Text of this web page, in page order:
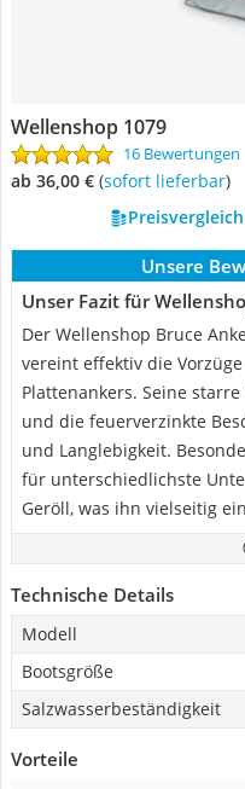
Wellenshop 1079
16 Bewertungen
ab 36,00 € ( Sofort lieferbar)
Unsere
Unser Fazit für
Der Wellenshop Bruce
vereint effektiv die
Plattenankers. Seine
und die feuerverzinkte
und Langlebigkeit.
für unterschiedlichste
Geröll, was ihn vielseitig
Technische Details
Modell
Bootsgröße
Salzwasserbeständigkeit
Vorteile